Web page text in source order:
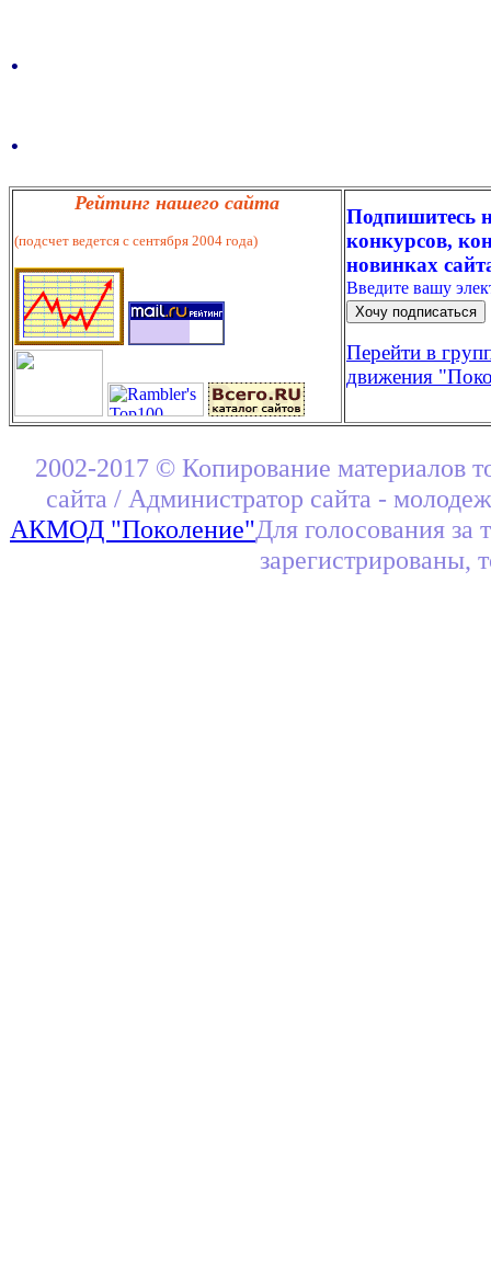
.
.
Рейтинг нашего сайта
(подсчет ведется с сентября 2004 года)
Подпишитесь
конкурсов,
новинках
Введите вашу
Перейти в
движения
2002-2017 © Копирование материалов
сайта / Администратор сайта -
АКМОД "Поколение"Для голосования за
зарегистрированы,